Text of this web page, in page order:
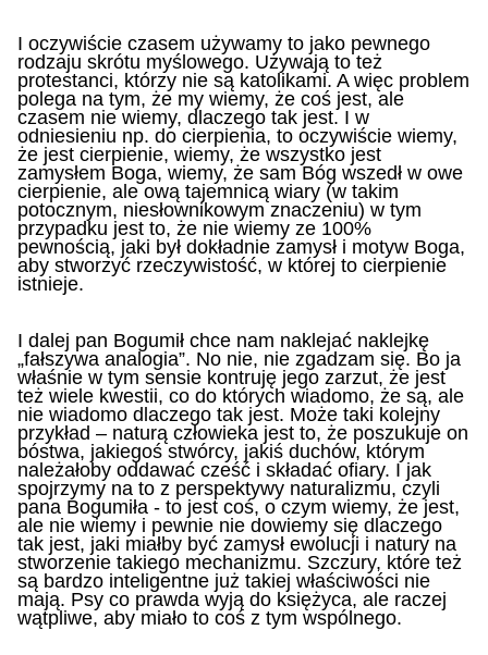
I oczywiście czasem używamy to jako pewnego
rodzaju skrótu myślowego. Używają to też
protestanci, którzy nie są katolikami. A więc problem
polega na tym, że my wiemy, że coś jest, ale
czasem nie wiemy, dlaczego tak jest. I w
odniesieniu np. do cierpienia, to oczywiście wiemy,
że jest cierpienie, wiemy, że wszystko jest
zamysłem Boga, wiemy, że sam Bóg wszedł w owe
cierpienie, ale ową tajemnicą wiary (w takim
potocznym, niesłownikowym znaczeniu) w tym
przypadku jest to, że nie wiemy ze 100%
pewnością, jaki był dokładnie zamysł i motyw Boga,
aby stworzyć rzeczywistość, w której to cierpienie
istnieje.
I dalej pan Bogumił chce nam naklejać naklejkę
„fałszywa analogia”. No nie, nie zgadzam się. Bo ja
właśnie w tym sensie kontruję jego zarzut, że jest
też wiele kwestii, co do których wiadomo, że są, ale
nie wiadomo dlaczego tak jest. Może taki kolejny
przykład – naturą człowieka jest to, że poszukuje on
bóstwa, jakiegoś stwórcy, jakiś duchów, którym
należałoby oddawać cześć i składać ofiary. I jak
spojrzymy na to z perspektywy naturalizmu, czyli
pana Bogumiła - to jest coś, o czym wiemy, że jest,
ale nie wiemy i pewnie nie dowiemy się dlaczego
tak jest, jaki miałby być zamysł ewolucji i natury na
stworzenie takiego mechanizmu. Szczury, które też
są bardzo inteligentne już takiej właściwości nie
mają. Psy co prawda wyją do księżyca, ale raczej
wątpliwe, aby miało to coś z tym wspólnego.